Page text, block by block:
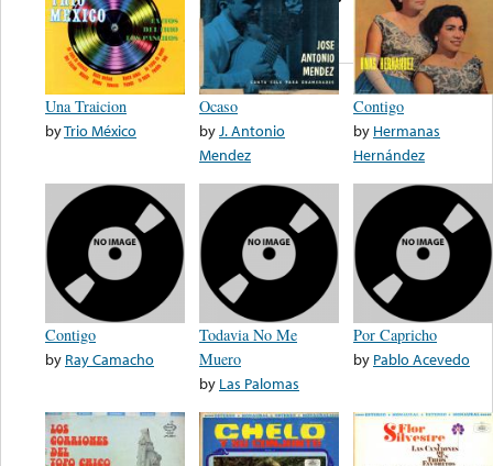
Una Traicion
byTrio México
Ocaso
byJ. Antonio
Mendez
Contigo
by Hermanas
Hernández
Contigo
by Ray Camacho
Todavia No Me
Muero
by Las Palomas
Por Capricho
by Pablo Acevedo
Oliverira